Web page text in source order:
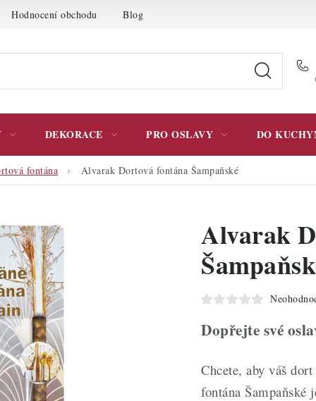
Hodnocení obchodu Blog
DEKORACE PRO OSLAVY DO
fontána Alvarak Dortová fontána Šampaňské
Alvarak
Dopřejte své
Chcete, aby váš
fontána